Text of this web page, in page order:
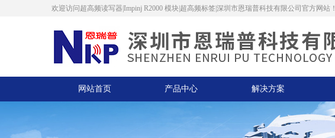
欢迎访问超高频读写器|Impinj R2000 模块|超高频标签|深圳市恩瑞普科技有限公司官方网站！
网站首页 产品中心 解决方案